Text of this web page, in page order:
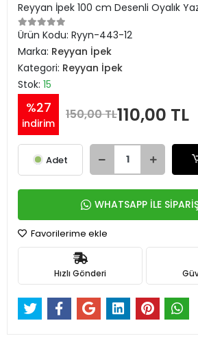
Reyyan İpek 100 cm Desenli Oyalık
Ürün Kodu: Ryyn-443-12
Marka: Reyyan İpek
Kategori: Reyyan İpek
Stok: 15
%27
indirim
150,00 TL110,00 TL
Adet
WHATSAPP İLE
Favorilerime ekle
Hızlı Gönderi